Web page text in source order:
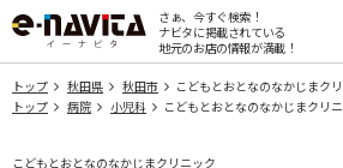
さぁ、今すぐ検索！
ナビタに掲載されている
地元のお店の情報が満載！
トップ 秋田県 秋田市
こどもとおとなのなかじまク
トップ
病院 小児科 こどもとおとなのなかじまクリ
こどもとおとなのなかじまクリニック